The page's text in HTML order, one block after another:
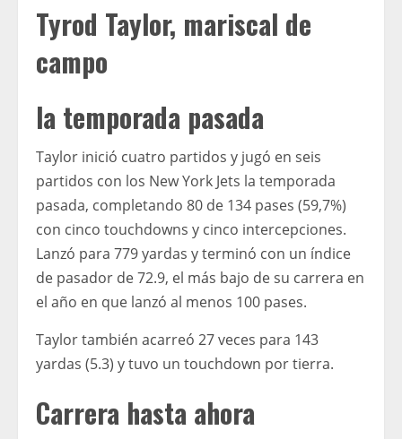
Tyrod Taylor, mariscal de
campo
la temporada pasada
Taylor inició cuatro partidos y jugó en seis
partidos con los New York Jets la temporada
pasada, completando 80 de 134 pases (59,7%)
con cinco touchdowns y cinco intercepciones.
Lanzó para 779 yardas y terminó con un índice
de pasador de 72.9, el más bajo de su carrera en
el año en que lanzó al menos 100 pases.
Taylor también acarreó 27 veces para 143
yardas (5.3) y tuvo un touchdown por tierra.
Carrera hasta ahora